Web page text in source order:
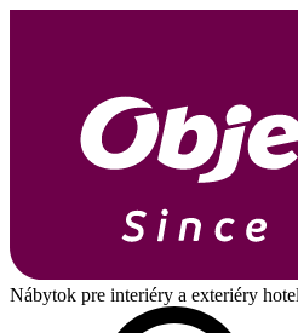
Nábytok pre interiéry a exteriéry